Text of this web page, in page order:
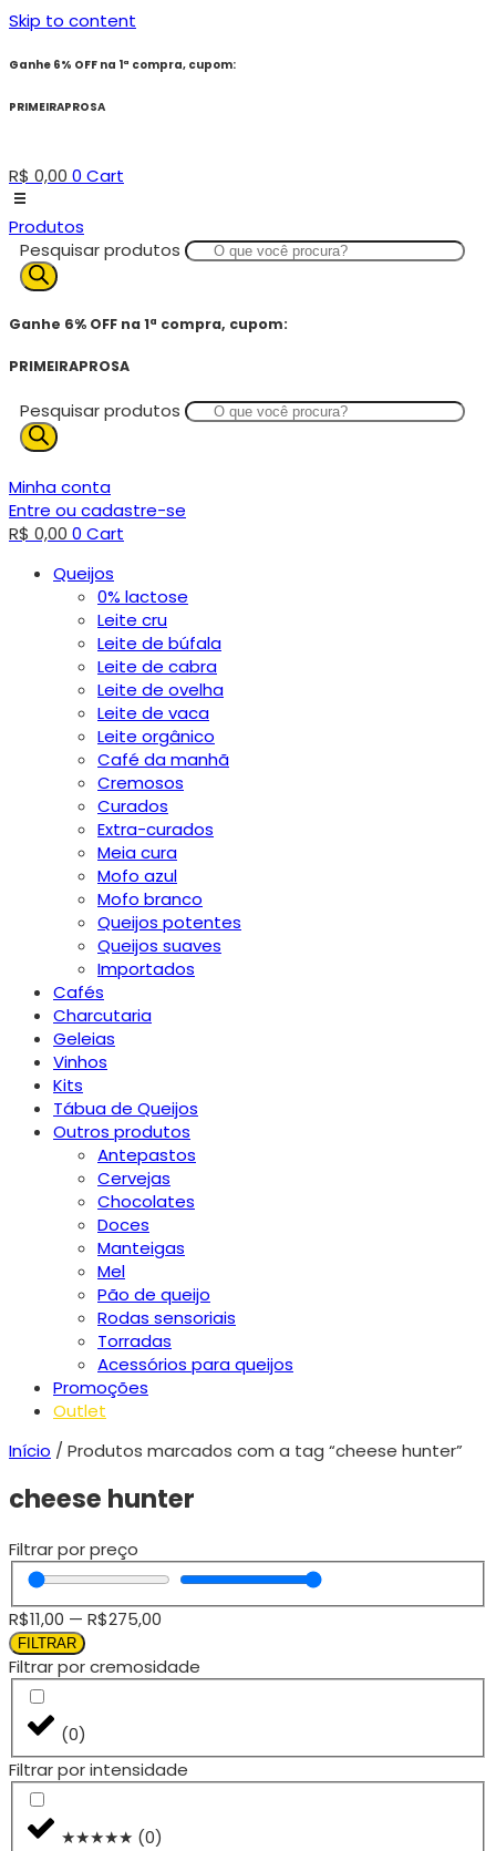
Skip to content
Ganhe 6% OFF na 1ª compra, cupom:
PRIMEIRAPROSA
R$ 0,00 0 Cart
Produtos
Pesquisar produtos
Ganhe 6% OFF na 1ª compra, cupom:
PRIMEIRAPROSA
Pesquisar produtos
Minha conta
Entre ou cadastre-se
R$ 0,00 0 Cart
Queijos
0% lactose
Leite cru
Leite de búfala
Leite de cabra
Leite de ovelha
Leite de vaca
Leite orgânico
Café da manhã
Cremosos
Curados
Extra-curados
Meia cura
Mofo azul
Mofo branco
Queijos potentes
Queijos suaves
Importados
Cafés
Charcutaria
Geleias
Vinhos
Kits
Tábua de Queijos
Outros produtos
Antepastos
Cervejas
Chocolates
Doces
Manteigas
Mel
Pão de queijo
Rodas sensoriais
Torradas
Acessórios para queijos
Promoções
Outlet
Início / Produtos marcados com a tag “cheese hunter”
cheese hunter
Filtrar por preço
R$11,00 — R$275,00
FILTRAR
Filtrar por cremosidade
(0)
Filtrar por intensidade
★★★★★ (0)